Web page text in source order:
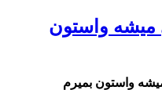
میشه واستون
واستون بمیرم